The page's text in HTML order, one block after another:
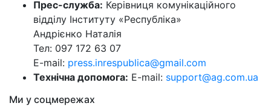
Прес-служба: Керівниця комунікаційного
відділу Інституту «Республіка»
Андрієнко Наталія
Тел: 097 172 63 07
E-mail: press.inrespublica@gmail.com
Технічна допомога: E-mail: support@ag.com.ua
Ми у соцмережах